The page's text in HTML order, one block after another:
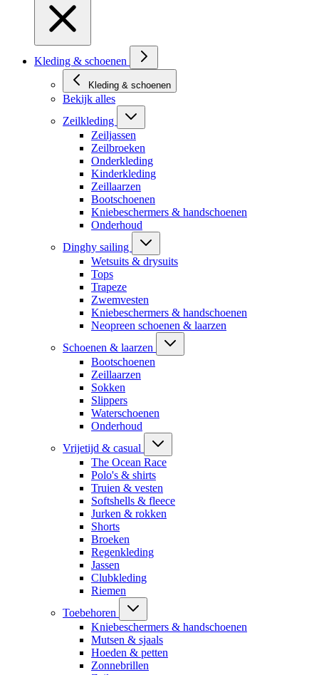
Kleding & schoenen
Kleding & schoenen
Bekijk alles
Zeilkleding
Zeiljassen
Zeilbroeken
Onderkleding
Kinderkleding
Zeillaarzen
Bootschoenen
Kniebeschermers & handschoenen
Onderhoud
Dinghy sailing
Wetsuits & drysuits
Tops
Trapeze
Zwemvesten
Kniebeschermers & handschoenen
Neopreen schoenen & laarzen
Schoenen & laarzen
Bootschoenen
Zeillaarzen
Sokken
Slippers
Waterschoenen
Onderhoud
Vrijetijd & casual
The Ocean Race
Polo's & shirts
Truien & vesten
Softshells & fleece
Jurken & rokken
Shorts
Broeken
Regenkleding
Jassen
Clubkleding
Riemen
Toebehoren
Kniebeschermers & handschoenen
Mutsen & sjaals
Hoeden & petten
Zonnebrillen